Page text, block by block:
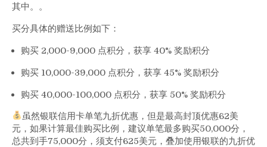
其中。。
买分具体的赠送比例如下：
购买 2,000-9,000 点积分，获享 40% 奖励积分
购买 10,000-39,000 点积分，获享 45% 奖励积分
购买 40,000-100,000 点积分，获享 50% 奖励积分
虽然银联信用卡单笔九折优惠，但是最高封顶优惠62美
元，如果计算最佳购买比例，建议单笔最多购买50,000分，
总共到手75,000分，须支付625美元，叠加使用银联的九折优